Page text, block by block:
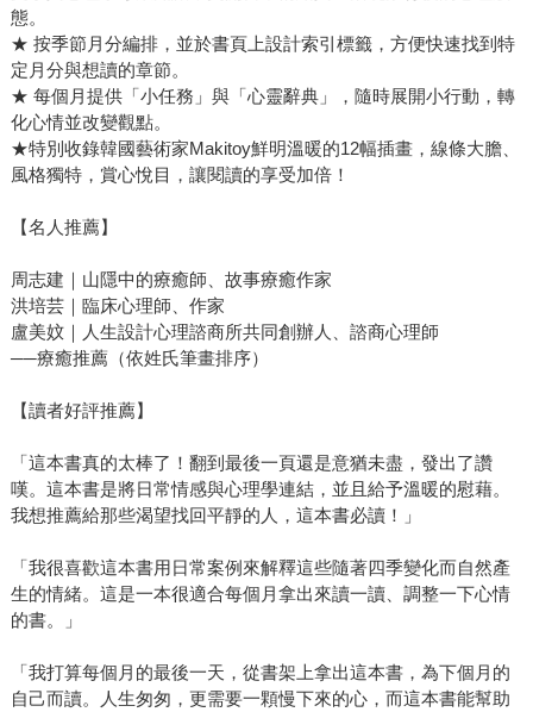
態。
★ 按季節月分編排，並於書頁上設計索引標籤，方便快速找到特
定月分與想讀的章節。
★ 每個月提供「小任務」與「心靈辭典」，隨時展開小行動，轉
化心情並改變觀點。
★特別收錄韓國藝術家Makitoy鮮明溫暖的12幅插畫，線條大膽、
風格獨特，賞心悅目，讓閱讀的享受加倍！
【名人推薦】
周志建｜山隱中的療癒師、故事療癒作家
洪培芸｜臨床心理師、作家
盧美妏｜人生設計心理諮商所共同創辦人、諮商心理師
──療癒推薦（依姓氏筆畫排序）
【讀者好評推薦】
「這本書真的太棒了！翻到最後一頁還是意猶未盡，發出了讚
嘆。這本書是將日常情感與心理學連結，並且給予溫暖的慰藉。
我想推薦給那些渴望找回平靜的人，這本書必讀！」
「我很喜歡這本書用日常案例來解釋這些隨著四季變化而自然產
生的情緒。這是一本很適合每個月拿出來讀一讀、調整一下心情
的書。」
「我打算每個月的最後一天，從書架上拿出這本書，為下個月的
自己而讀。人生匆匆，更需要一顆慢下來的心，而這本書能幫助